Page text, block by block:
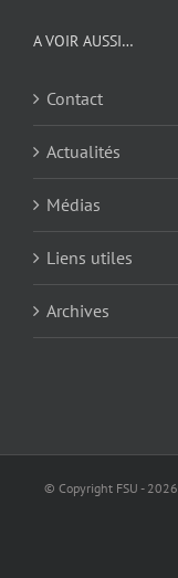
A VOIR AUSSI…
Contact
Actualités
Médias
Liens utiles
Archives
© Copyright FSU -